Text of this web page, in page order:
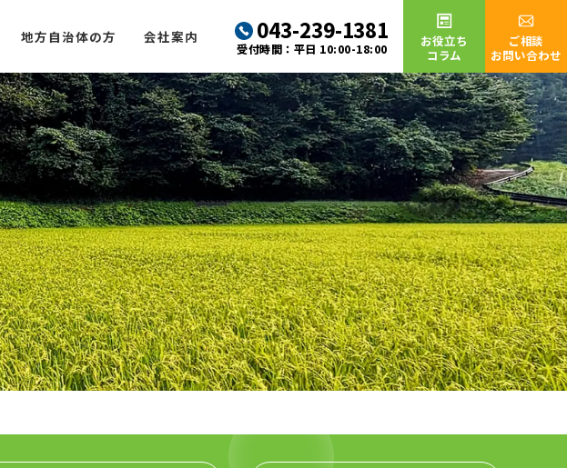
地方自治体の方 会社案内 043-239-1381
受付時間：平日 10:00-18:00
お役立ち
コラム
ご相談
お問い合わせ